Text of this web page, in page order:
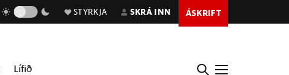
STYRKJA SKRÁ INN ÁSKRIFT
Lífið